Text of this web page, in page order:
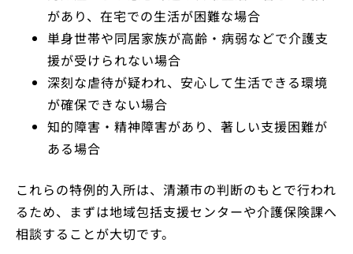
があり、在宅での生活が困難な場合
単身世帯や同居家族が高齢・病弱などで介護支
援が受けられない場合
深刻な虐待が疑われ、安心して生活できる環境
が確保できない場合
知的障害・精神障害があり、著しい支援困難が
ある場合
これらの特例的入所は、清瀬市の判断のもとで行われ
るため、まずは地域包括支援センターや介護保険課へ
相談することが大切です。